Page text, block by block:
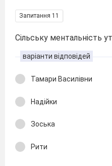
Запитання 11
Сільську ментальність
варіанти відповідей
Тамари Василівни
Надійки
Зоська
Рити